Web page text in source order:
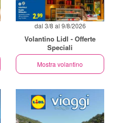
dal 3/8 al 9/8/2026
Volantino Lidl - Offerte
Speciali
Mostra volantino